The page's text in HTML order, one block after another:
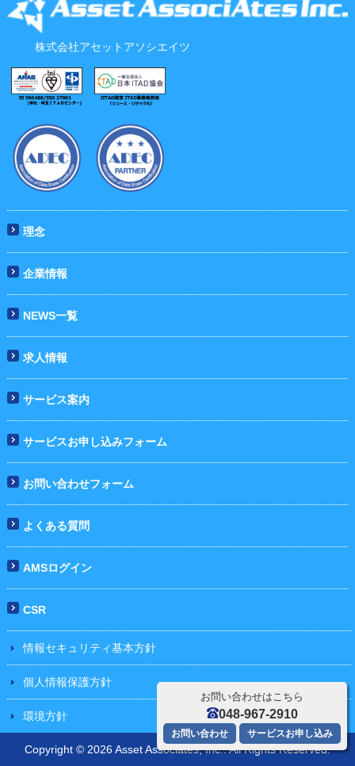
お問い合わせはこちら
048-967-2910
お問い合わせ サービスお申し込み
株式会社アセットアソシエイツ
理念
企業情報
NEWS一覧
求人情報
サービス案内
サービスお申し込みフォーム
お問い合わせフォーム
よくある質問
AMSログイン
CSR
情報セキュリティ基本方針
個人情報保護方針
環境方針
Copyright © 2026 Asset Associates, Inc.. All Rights Reserved.